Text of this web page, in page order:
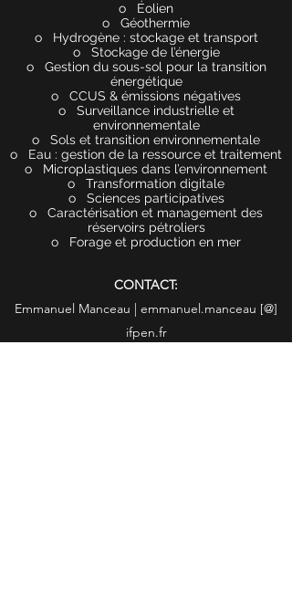
o Éolien
o Géothermie
o Hydrogène : stockage et transport
o Stockage de l’énergie
o Gestion du sous-sol pour la transition
énergétique
o CCUS & émissions négatives
o Surveillance industrielle et
environnementale
o Sols et transition environnementale
o Eau : gestion de la ressource et traitement
o Microplastiques dans l’environnement
o Transformation digitale
o Sciences participatives
o Caractérisation et management des
réservoirs pétroliers
o Forage et production en mer
CONTACT:
Emmanuel Manceau | emmanuel.manceau [@]
ifpen.fr